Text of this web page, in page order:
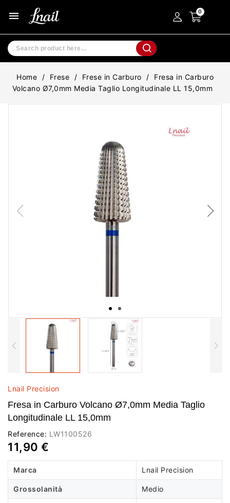
menu
Home Frese Frese in Carburo
Fresa in Carburo
Volcano Ø7,0mm Media Taglio Longitudinale LL 15,0mm
Lnail Precision
Fresa in Carburo Volcano Ø7,0mm Media Taglio
Longitudinale LL 15,0mm
Reference: LW1100526
11,90 €
Marca Lnail Precision
Grossolanità Medio